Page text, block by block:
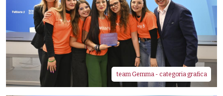
team Gemma - categoria grafica